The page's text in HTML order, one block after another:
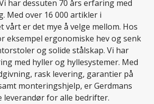
har dessuten 70 års erfaring med
Med over 16 000 artikler i
er det mye å velge mellom. Hos
eksempel ergonomiske hev og senk
og solide stålskap. Vi har
med hyller og hyllesystemer. Med
rask levering, garantier på
monteringshjelp, er Gerdmans
leverandør for alle bedrifter.